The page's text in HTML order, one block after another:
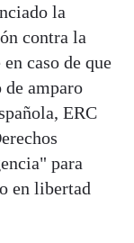
la
contra la
caso de que
de amparo
ERC
para
en libertad